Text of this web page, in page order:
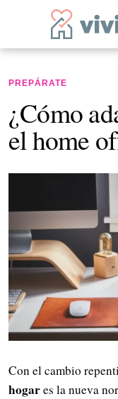
PREPÁRATE
¿Cómo
el home
Con el cambio
hogares la nueva